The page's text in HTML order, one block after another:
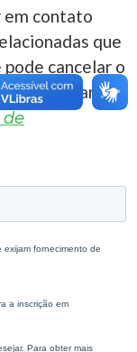
em contato
que
cancelar o
Para